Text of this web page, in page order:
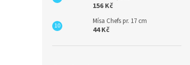
156 Kč
Mísa Chefs pr. 17 cm
44 Kč